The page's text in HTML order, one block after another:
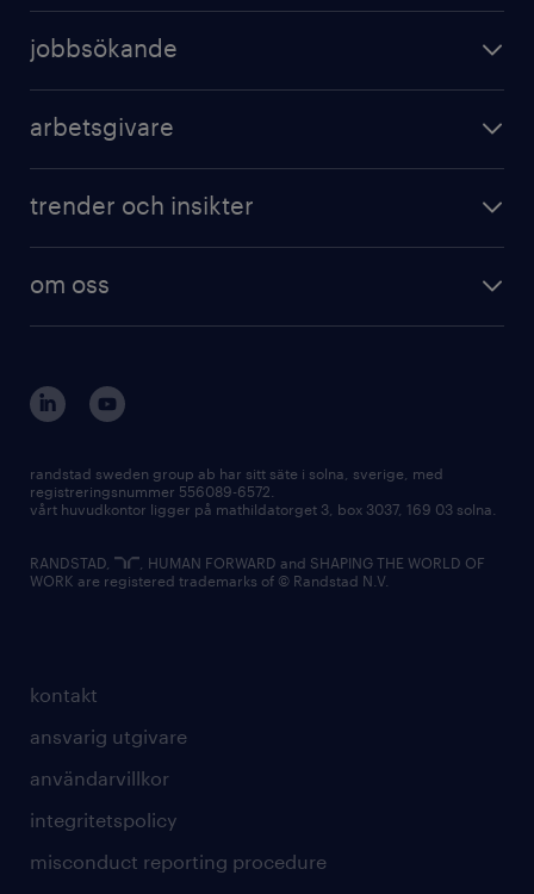
jobbsökande
arbetsgivare
trender och insikter
om oss
kontakt
ansvarig utgivare
användarvillkor
integritetspolicy
misconduct reporting procedure
randstad sweden group ab har sitt säte i solna, sverige, med
registreringsnummer 556089-6572.
vårt huvudkontor ligger på mathildatorget 3, box 3037, 169 03 solna.
RANDSTAD,
, HUMAN FORWARD and SHAPING THE WORLD OF
WORK are registered trademarks of © Randstad N.V.